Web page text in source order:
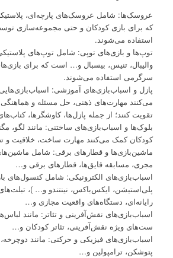
عروسک‌ها: شامل عروسک‌های پارچه‌ای،
که برای بازی کودکان و حتی مجموعه‌سازی
استفاده می‌شوند.
توپ‌ها و بازی‌های توپی: شامل توپ‌های
والیبال، تنیس، بیسبال و… است که برای
سرگرمی استفاده می‌شوند.
پازل و اسباب‌بازی‌های آموزشی:
می‌کنند مهارت‌های ذهنی، حل مسئله و
تقویت کنند؛ از جمله پازل‌ها، کاوشگرها،
بلوک‌ها و اسباب‌بازی‌های ساختنی: مانند لگو،
کودکان کمک می‌کنند مهارت ساخت، خلاقیت و
ماشین‌بازی‌ها و قطارهای برقی: شامل
مجری، مسابقه قایق‌ها، قطارهای برقی و…
اسباب‌بازی‌های الکترونیکی: شامل کنسول‌های
پلی‌استیشن، ایکس‌باکس، نینتندو و… )،
رایانه‌ای، دستگاه‌های واقعیت مجازی و…
اسباب‌بازی‌های نقش‌آفرینی و تئاتر: مانند
ست‌های ویژه نقش‌آفرینی، تئاتر کودکان و…
اسباب‌بازی‌های فیزیکی و حرکتی: مانند
پتوشکن، ترامپولین و…